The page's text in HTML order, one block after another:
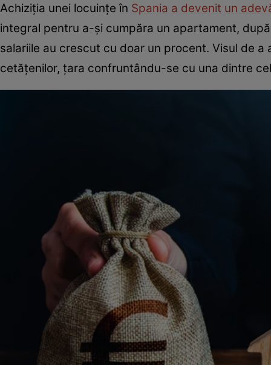
Achiziția unei locuințe în Spania a devenit un
integral pentru a-și cumpăra un apartament,
salariile au crescut cu doar un procent. Visul de
cetățenilor, țara confruntându-se cu una dintre